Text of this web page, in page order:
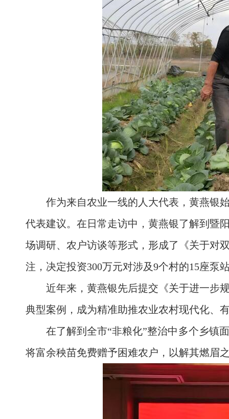
作为来自农业一线的人大代表，黄燕银
代表建议。在日常走访中，黄燕银了解到暨
场调研、农户访谈等形式，形成了《关于对
注，决定投资300万元对涉及9个村的15座泵
近年来，黄燕银先后提交《关于进一步
典型案例，成为精准助推农业农村现代化、
在了解到全市“非粮化”整治中多个乡镇
将富余秧苗免费赠予困难农户，以解其燃眉